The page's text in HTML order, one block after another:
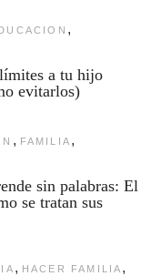
,
a tu hijo
evitarlos)
, FAMILIA ,
sin palabras: El
se tratan sus
, HACER FAMILIA ,